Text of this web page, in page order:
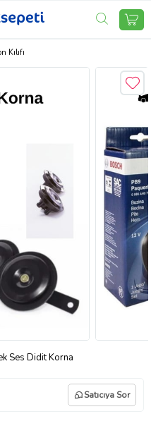
Kılıfı
Ses Didit Korna
Satıcıya Sor